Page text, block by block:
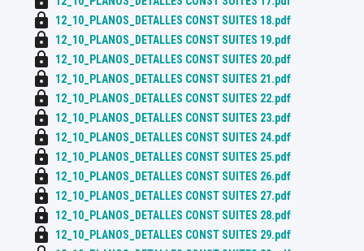
lock 12_10_PLANOS_DETALLES CONST SUITES 18.pdf
lock 12_10_PLANOS_DETALLES CONST SUITES 19.pdf
lock 12_10_PLANOS_DETALLES CONST SUITES 20.pdf
lock 12_10_PLANOS_DETALLES CONST SUITES 21.pdf
lock 12_10_PLANOS_DETALLES CONST SUITES 22.pdf
lock 12_10_PLANOS_DETALLES CONST SUITES 23.pdf
lock 12_10_PLANOS_DETALLES CONST SUITES 24.pdf
lock 12_10_PLANOS_DETALLES CONST SUITES 25.pdf
lock 12_10_PLANOS_DETALLES CONST SUITES 26.pdf
lock 12_10_PLANOS_DETALLES CONST SUITES 27.pdf
lock 12_10_PLANOS_DETALLES CONST SUITES 28.pdf
lock 12_10_PLANOS_DETALLES CONST SUITES 29.pdf